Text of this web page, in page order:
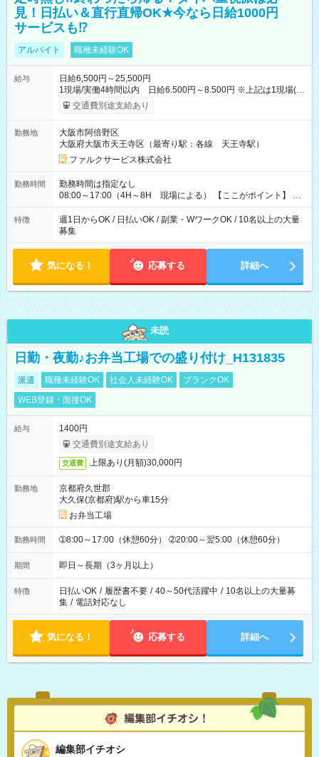
見！日払い＆直行直帰OK★今なら日給1000円
サービスも⁉
アルバイト 職種未経験OK
給与
日給6,500円～25,500円
1現場/実働4時間以内 日給6.500円～8.500円 ※上記は1現場(実
働4時間以内)あたりの給与です ※基本は1日あたり2現場(実働8
時間以内)をお任せします。その場合の支給額は日給1,3000円で
～」ですが、今なら初出勤をした人は採用祝いで【日給+1.000
円】のボーナスが！★（その他待遇に変更ありません） 現場に
よっては早く終わることもあり！ その場合も給与金額は変わり
ません！ ≪給与例≫ ・週1日勤務 ㈪～㈮は本業のため㈯のみ
1現場/6.500×2現場＝日給13.000円×4日 ＝月給52.000円 ・週6
日でレギュラー勤務(勤続1年) 1現場/7.200×2現場＝日給14.400
る」などをして月に40万以上を稼ぐ人も☆ ◆支払い方法：日払
い・週払い・月3回払いが選択可能 【試用期間】試用期間なし
交通費別途支給あり
勤務地
大阪市阿倍野区
大阪府大阪市天王寺区（最寄り駅：各線 天王寺駅）
ファルクサービス株式会社
勤務時間
勤務時間は指定なし
08:00～17:00（4H～8H 現場による） 【ここがポイント】 ◆
給与の日給保障あり！ 「4時間の現場」が「1時間」で終わった
時も給料変わらず！ 「4時間の現場」のお給料をお支払いします
♪ 1日にたくさんの現場をこなせば、高収入を実現可能！
特徴
週1日からOK / 日払いOK / 副業・WワークOK / 10名以上の大量
募集
気になる！ 応募する 詳細へ
未読
日勤・夜勤♪お弁当工場での盛り付け_H131835
派遣 職種未経験OK 社会人未経験OK
ブランクOK
WEB登録・面接OK
給与
1400円
交通費別途支給あり
交通費 上限あり(月額)30,000円
勤務地
京都府久世郡
大久保(京都府)駅から車15分
お弁当工場
勤務時間 ➀8:00～17:00（休憩60分） ➁20:00～翌5:00（休憩60分）
期間 即日～長期（3ヶ月以上）
特徴 日払いOK / 履歴書不要 / 40～50代活躍中 / 10名以上の大量募
集 / 電話対応なし
気になる！ 応募する 詳細へ
編集部イチオシ